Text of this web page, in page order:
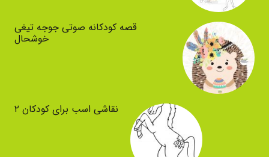
قصه کودکانه صوتی جوجه تیغی
خوشحال
نقاشی اسب برای کودکان ۲